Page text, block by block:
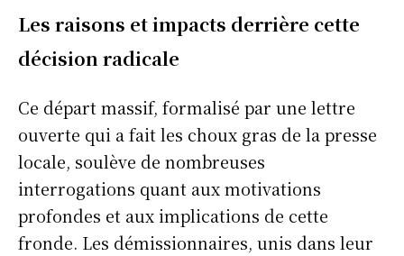
Les raisons et impacts derrière cette
décision radicale
Ce départ massif, formalisé par une lettre
ouverte qui a fait les choux gras de la presse
locale, soulève de nombreuses
interrogations quant aux motivations
profondes et aux implications de cette
fronde. Les démissionnaires, unis dans leur